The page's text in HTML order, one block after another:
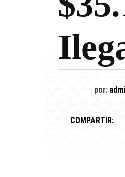
por:
COMPARTIR: